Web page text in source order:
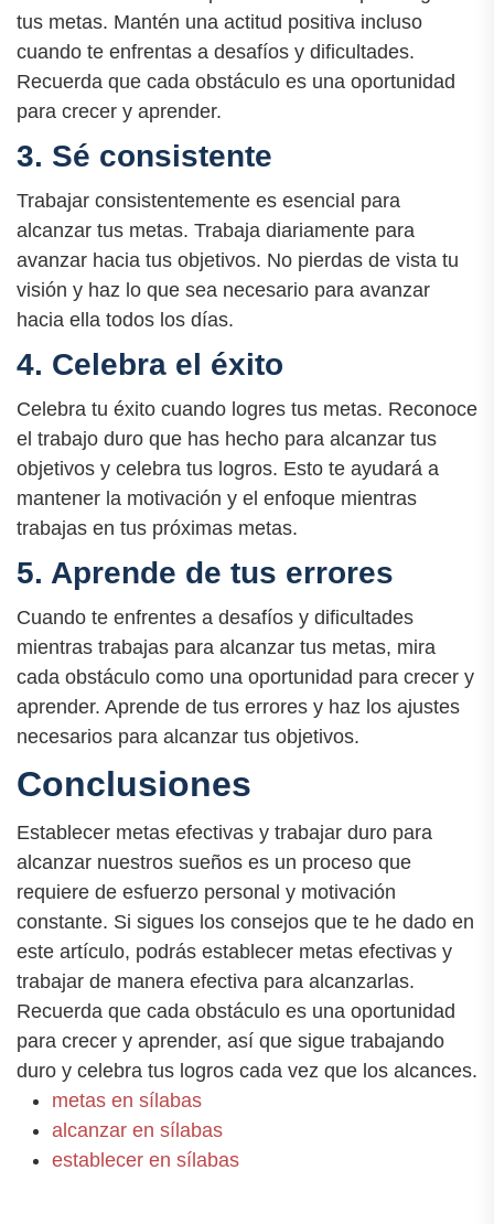
tus metas. Mantén una actitud positiva incluso
cuando te enfrentas a desafíos y dificultades.
Recuerda que cada obstáculo es una oportunidad
para crecer y aprender.
3. Sé consistente
Trabajar consistentemente es esencial para
alcanzar tus metas. Trabaja diariamente para
avanzar hacia tus objetivos. No pierdas de vista tu
visión y haz lo que sea necesario para avanzar
hacia ella todos los días.
4. Celebra el éxito
Celebra tu éxito cuando logres tus metas. Reconoce
el trabajo duro que has hecho para alcanzar tus
objetivos y celebra tus logros. Esto te ayudará a
mantener la motivación y el enfoque mientras
trabajas en tus próximas metas.
5. Aprende de tus errores
Cuando te enfrentes a desafíos y dificultades
mientras trabajas para alcanzar tus metas, mira
cada obstáculo como una oportunidad para crecer y
aprender. Aprende de tus errores y haz los ajustes
necesarios para alcanzar tus objetivos.
Conclusiones
Establecer metas efectivas y trabajar duro para
alcanzar nuestros sueños es un proceso que
requiere de esfuerzo personal y motivación
constante. Si sigues los consejos que te he dado en
este artículo, podrás establecer metas efectivas y
trabajar de manera efectiva para alcanzarlas.
Recuerda que cada obstáculo es una oportunidad
para crecer y aprender, así que sigue trabajando
duro y celebra tus logros cada vez que los alcances.
metas en sílabas
alcanzar en sílabas
establecer en sílabas